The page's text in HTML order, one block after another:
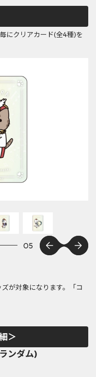
にクリアカード(全4種)を
05
が対象になります。「コ
＞
ンダム)